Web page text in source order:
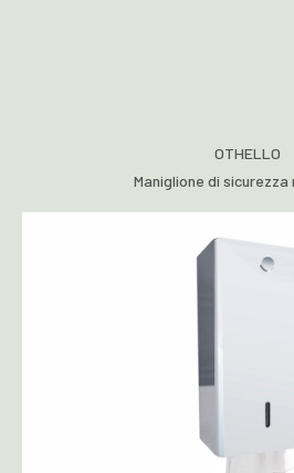
OTHELLO
Maniglione di